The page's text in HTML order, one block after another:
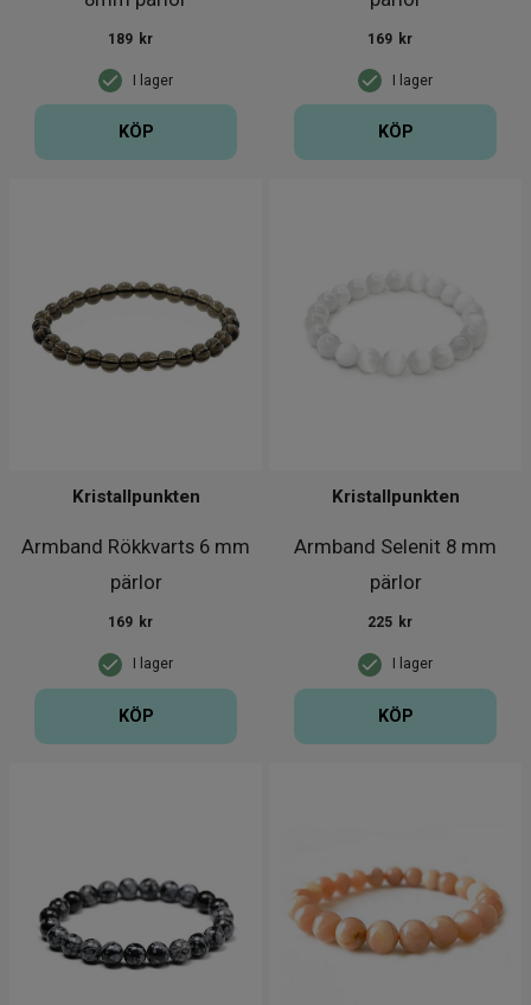
I lager
189 kr
KÖP
I lager
169 kr
KÖP
Armband Rökkvarts 6 mm
pärlor
Kristallpunkten
I lager
169 kr
KÖP
Armband Selenit 8 mm
pärlor
Kristallpunkten
I lager
225 kr
KÖP